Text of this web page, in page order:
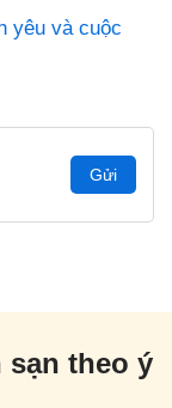
yêu và cuộc
Gửi
sạn theo ý